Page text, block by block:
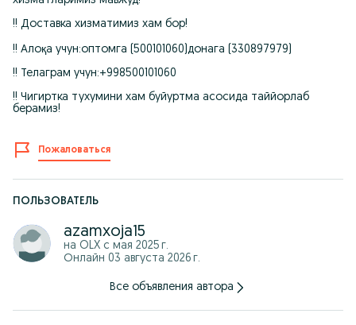
!! Доставка хизматимиз хам бор!
!! Алоқа учун:оптомга (500101060)донага (330897979)
!! Телаграм учун:+998500101060
!! Чигиртка тухумини хам буйуртма асосида таййорлаб
берамиз!
Пожаловаться
ПОЛЬЗОВАТЕЛЬ
azamxoja15
на OLX с мая 2025 г.
Онлайн 03 августа 2026 г.
Все объявления автора